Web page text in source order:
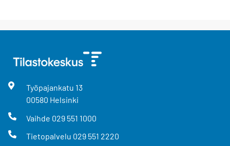
Työpajankatu 13
00580 Helsinki
Vaihde 029 551 1000
Tietopalvelu 029 551 2220